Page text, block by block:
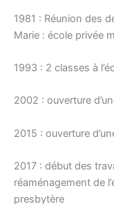
1981 : Réunion des
Marie : école privée
1993 : 2 classes à
2002 : ouverture
2015 : ouverture
2017 : début des
réaménagement de
presbytère